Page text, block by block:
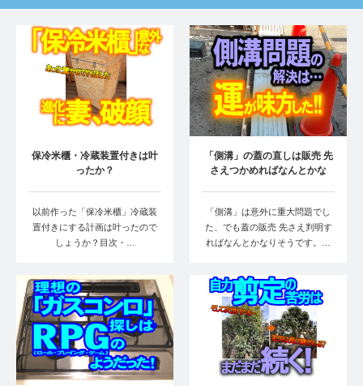
保冷米櫃・冷蔵装置付きは叶
ったか？
以前作った「保冷米櫃」冷蔵装
置付きにする計画は叶ったので
しょうか？目次・…
「側溝」の蓋の直しは販売 先
さえつかめればなんとかな
「側溝」は意外に重大問題でし
た、でも蓋の販売 先さえ判明す
ればなんとかなりそうです。…